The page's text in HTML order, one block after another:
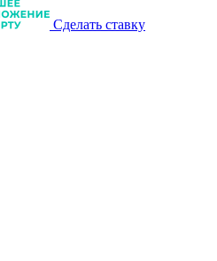
Сделать ставку